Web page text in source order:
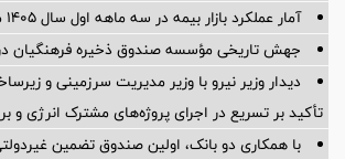
آمار عملكرد بازار بیمه در سه ماهه اول سال 1405 منتشر شد
جهش تاریخی مؤسسه صندوق ذخیره فرهنگیان در
دیدار وزیر نیرو با وزیر مدیریت سرزمینی و
تأکید بر تسریع در اجرای پروژه‌های مشترک انرژی و
با همکاری دو بانک، اولین صندوق تضمین